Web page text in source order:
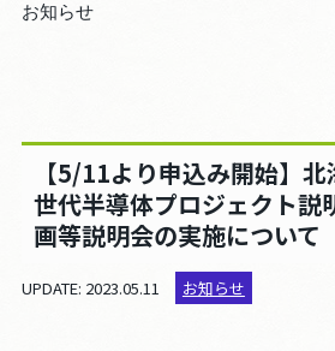
ストーリーズ
採用情報
お知らせ
【5/11より申込み開始】
世代半導体プロジェクト説
画等説明会の実施について
UPDATE: 2023.05.11 お知らせ